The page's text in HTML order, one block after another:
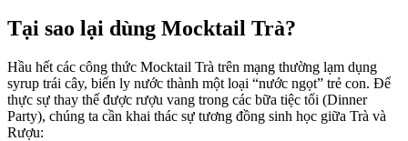
Tại sao lại dùng Mocktail Trà?
Hầu hết các công thức Mocktail Trà trên mạng thường lạm dụng
syrup trái cây, biến ly nước thành một loại “nước ngọt” trẻ con. Để
thực sự thay thế được rượu vang trong các bữa tiệc tối (Dinner
Party), chúng ta cần khai thác sự tương đồng sinh học giữa Trà và
Rượu: